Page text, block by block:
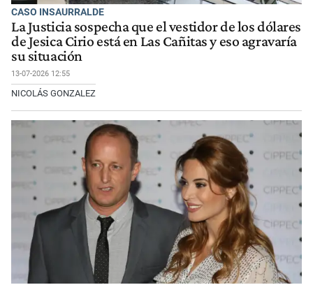
CASO INSAURRALDE
La Justicia sospecha que el vestidor de los dólares
de Jesica Cirio está en Las Cañitas y eso agravaría
su situación
13-07-2026 12:55
NICOLÁS GONZALEZ